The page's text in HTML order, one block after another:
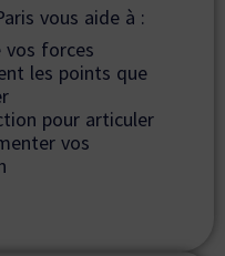
vous aide à :
vos forces
les points que
pour articuler
vos